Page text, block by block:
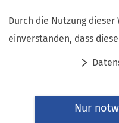
Durch die Nutzung
einverstanden, dass
Nur
Inhalt anspringen